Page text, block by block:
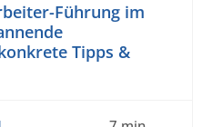
Führung im
Tipps &